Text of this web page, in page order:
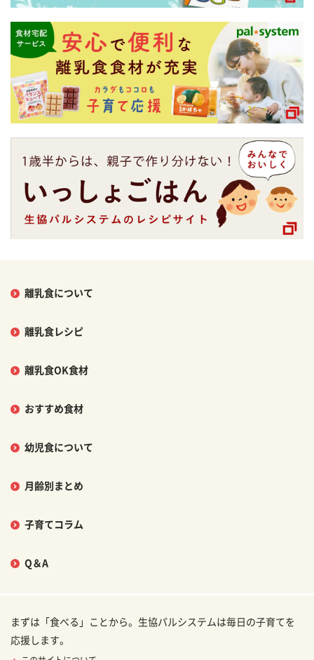
離乳食について
離乳食レシピ
離乳食OK食材
おすすめ食材
幼児食について
月齢別まとめ
子育てコラム
Q＆A
まずは「食べる」ことから。生協パルシステムは毎日の子育てを
応援します。